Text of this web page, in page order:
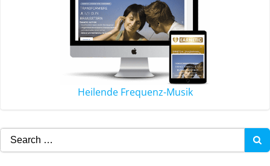
Heilende Frequenz-Musik